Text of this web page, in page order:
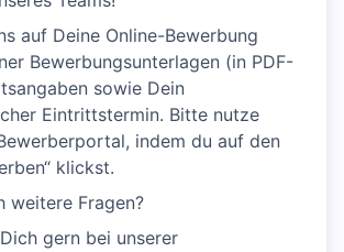
auf Deine Online-Bewerbung
Bewerbungsunterlagen (in PDF-
sowie Dein
Eintrittstermin. Bitte nutze
indem du auf den
klickst.
weitere Fragen?
gern bei unserer